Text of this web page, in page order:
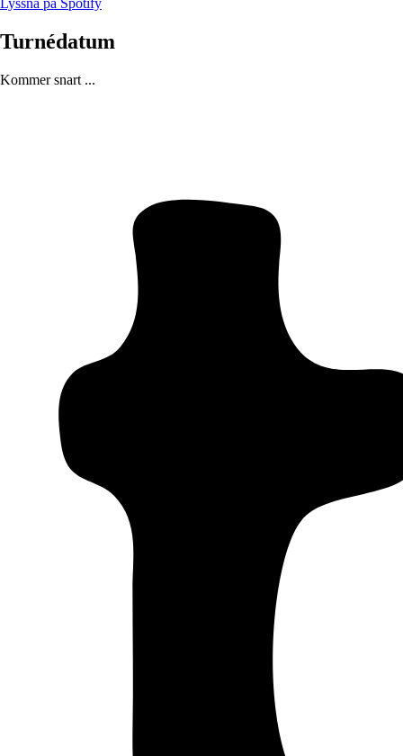
Lyssna på Spotify
Turnédatum
Kommer snart ...